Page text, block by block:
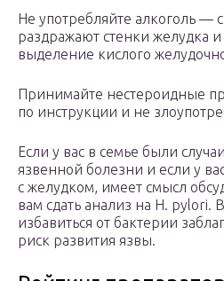
Не употребляйте алкоголь —
раздражают стенки желудка
выделение кислого
Принимайте нестероидные
по инструкции и не
Если у вас в семье были
язвенной болезни и если у
с желудком, имеет смысл
вам сдать анализ на H.
избавиться от бактерии
риск развития язвы.